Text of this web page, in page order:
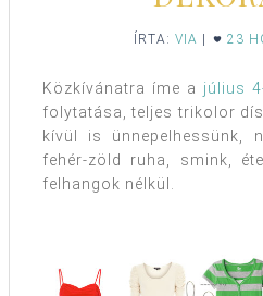
ÍRTA: VIA 23
Közkívánatra íme a július
folytatása, teljes trikolor
kívül is ünnepelhessünk,
fehér-zöld ruha, smink,
felhangok nélkül.